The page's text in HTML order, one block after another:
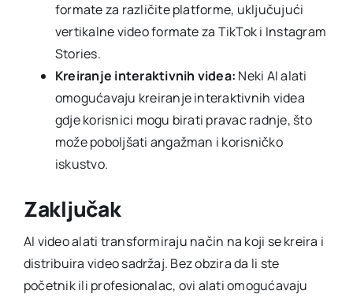
formate za različite platforme, uključujući
vertikalne video formate za TikTok i Instagram
Stories.
Kreiranje interaktivnih videa: Neki AI alati
omogućavaju kreiranje interaktivnih videa
gdje korisnici mogu birati pravac radnje, što
može poboljšati angažman i korisničko
iskustvo.
Zaključak
AI video alati transformiraju način na koji se kreira i
distribuira video sadržaj. Bez obzira da li ste
početnik ili profesionalac, ovi alati omogućavaju